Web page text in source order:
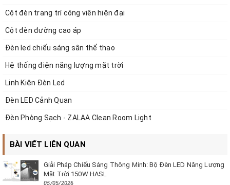
Cột đèn trang trí công viên hiện đại
Cột đèn đường cao áp
Đèn led chiếu sáng sân thể thao
Hệ thống điện năng lượng mặt trời
Linh Kiện Đèn Led
Đèn LED Cảnh Quan
Đèn Phòng Sạch - ZALAA Clean Room Light
BÀI VIẾT LIÊN QUAN
Giải Pháp Chiếu Sáng Thông Minh: Bộ Đèn LED Năng Lượng
Mặt Trời 150W HASL
05/05/2026